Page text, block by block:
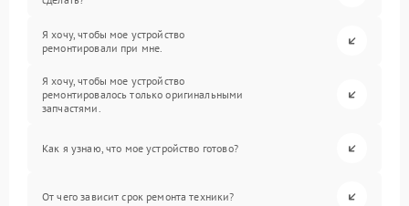
Я хочу, чтобы мое устройство
ремонтировали при мне.
Я хочу, чтобы мое устройство
ремонтировалось только оригинальными
запчастями.
Как я узнаю, что мое устройство готово?
От чего зависит срок ремонта техники?